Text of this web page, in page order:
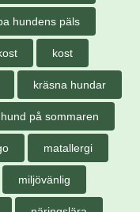
hundens päls
kost
kräsna hundar
på sommaren
matallergi
miljövänlig